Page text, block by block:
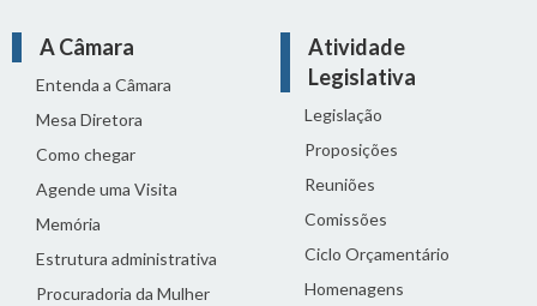
A Câmara
Entenda a Câmara
Mesa Diretora
Como chegar
Agende uma Visita
Memória
Estrutura administrativa
Procuradoria da Mulher
Atividade
Legislativa
Legislação
Proposições
Reuniões
Comissões
Ciclo Orçamentário
Homenagens